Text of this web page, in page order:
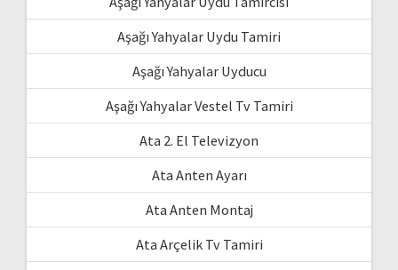
Aşağı Yahyalar Uydu Tamiri
Aşağı Yahyalar Uyducu
Aşağı Yahyalar Vestel Tv Tamiri
Ata 2. El Televizyon
Ata Anten Ayarı
Ata Anten Montaj
Ata Arçelik Tv Tamiri